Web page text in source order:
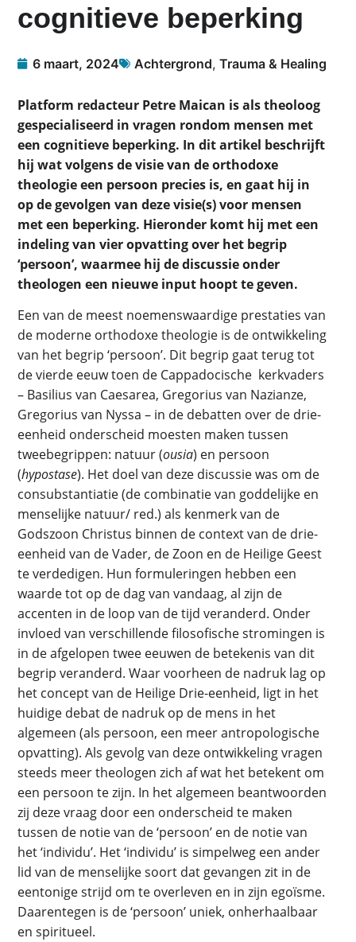
cognitieve beperking
6 maart, 2024 Achtergrond, Trauma & Healing
Platform redacteur Petre Maican is als theoloog
gespecialiseerd in vragen rondom mensen met
een cognitieve beperking. In dit artikel beschrijft
hij wat volgens de visie van de orthodoxe
theologie een persoon precies is, en gaat hij in
op de gevolgen van deze visie(s) voor mensen
met een beperking. Hieronder komt hij met een
indeling van vier opvatting over het begrip
‘persoon’, waarmee hij de discussie onder
theologen een nieuwe input hoopt te geven.
Een van de meest noemenswaardige prestaties van
de moderne orthodoxe theologie is de ontwikkeling
van het begrip ‘persoon’. Dit begrip gaat terug tot
de vierde eeuw toen de Cappadocische kerkvaders
– Basilius van Caesarea, Gregorius van Nazianze,
Gregorius van Nyssa – in de debatten over de drie-
eenheid onderscheid moesten maken tussen
tweebegrippen: natuur (ousia) en persoon
(hypostase). Het doel van deze discussie was om de
consubstantiatie (de combinatie van goddelijke en
menselijke natuur/ red.) als kenmerk van de
Godszoon Christus binnen de context van de drie-
eenheid van de Vader, de Zoon en de Heilige Geest
te verdedigen. Hun formuleringen hebben een
waarde tot op de dag van vandaag, al zijn de
accenten in de loop van de tijd veranderd. Onder
invloed van verschillende filosofische stromingen is
in de afgelopen twee eeuwen de betekenis van dit
begrip veranderd. Waar voorheen de nadruk lag op
het concept van de Heilige Drie-eenheid, ligt in het
huidige debat de nadruk op de mens in het
algemeen (als persoon, een meer antropologische
opvatting). Als gevolg van deze ontwikkeling vragen
steeds meer theologen zich af wat het betekent om
een persoon te zijn. In het algemeen beantwoorden
zij deze vraag door een onderscheid te maken
tussen de notie van de ‘persoon’ en de notie van
het ‘individu’. Het ‘individu’ is simpelweg een ander
lid van de menselijke soort dat gevangen zit in de
eentonige strijd om te overleven en in zijn egoïsme.
Daarentegen is de ‘persoon’ uniek, onherhaalbaar
en spiritueel.